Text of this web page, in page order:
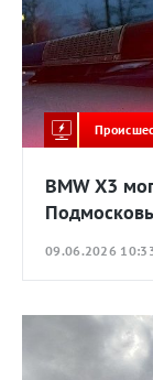
BMW X3
09.06.2026